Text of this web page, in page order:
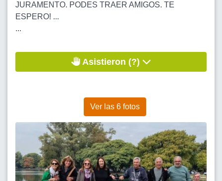
JURAMENTO. PODES TRAER AMIGOS. TE
ESPERO! ...
...
Asistieron (?)
Ver las 6 fotos